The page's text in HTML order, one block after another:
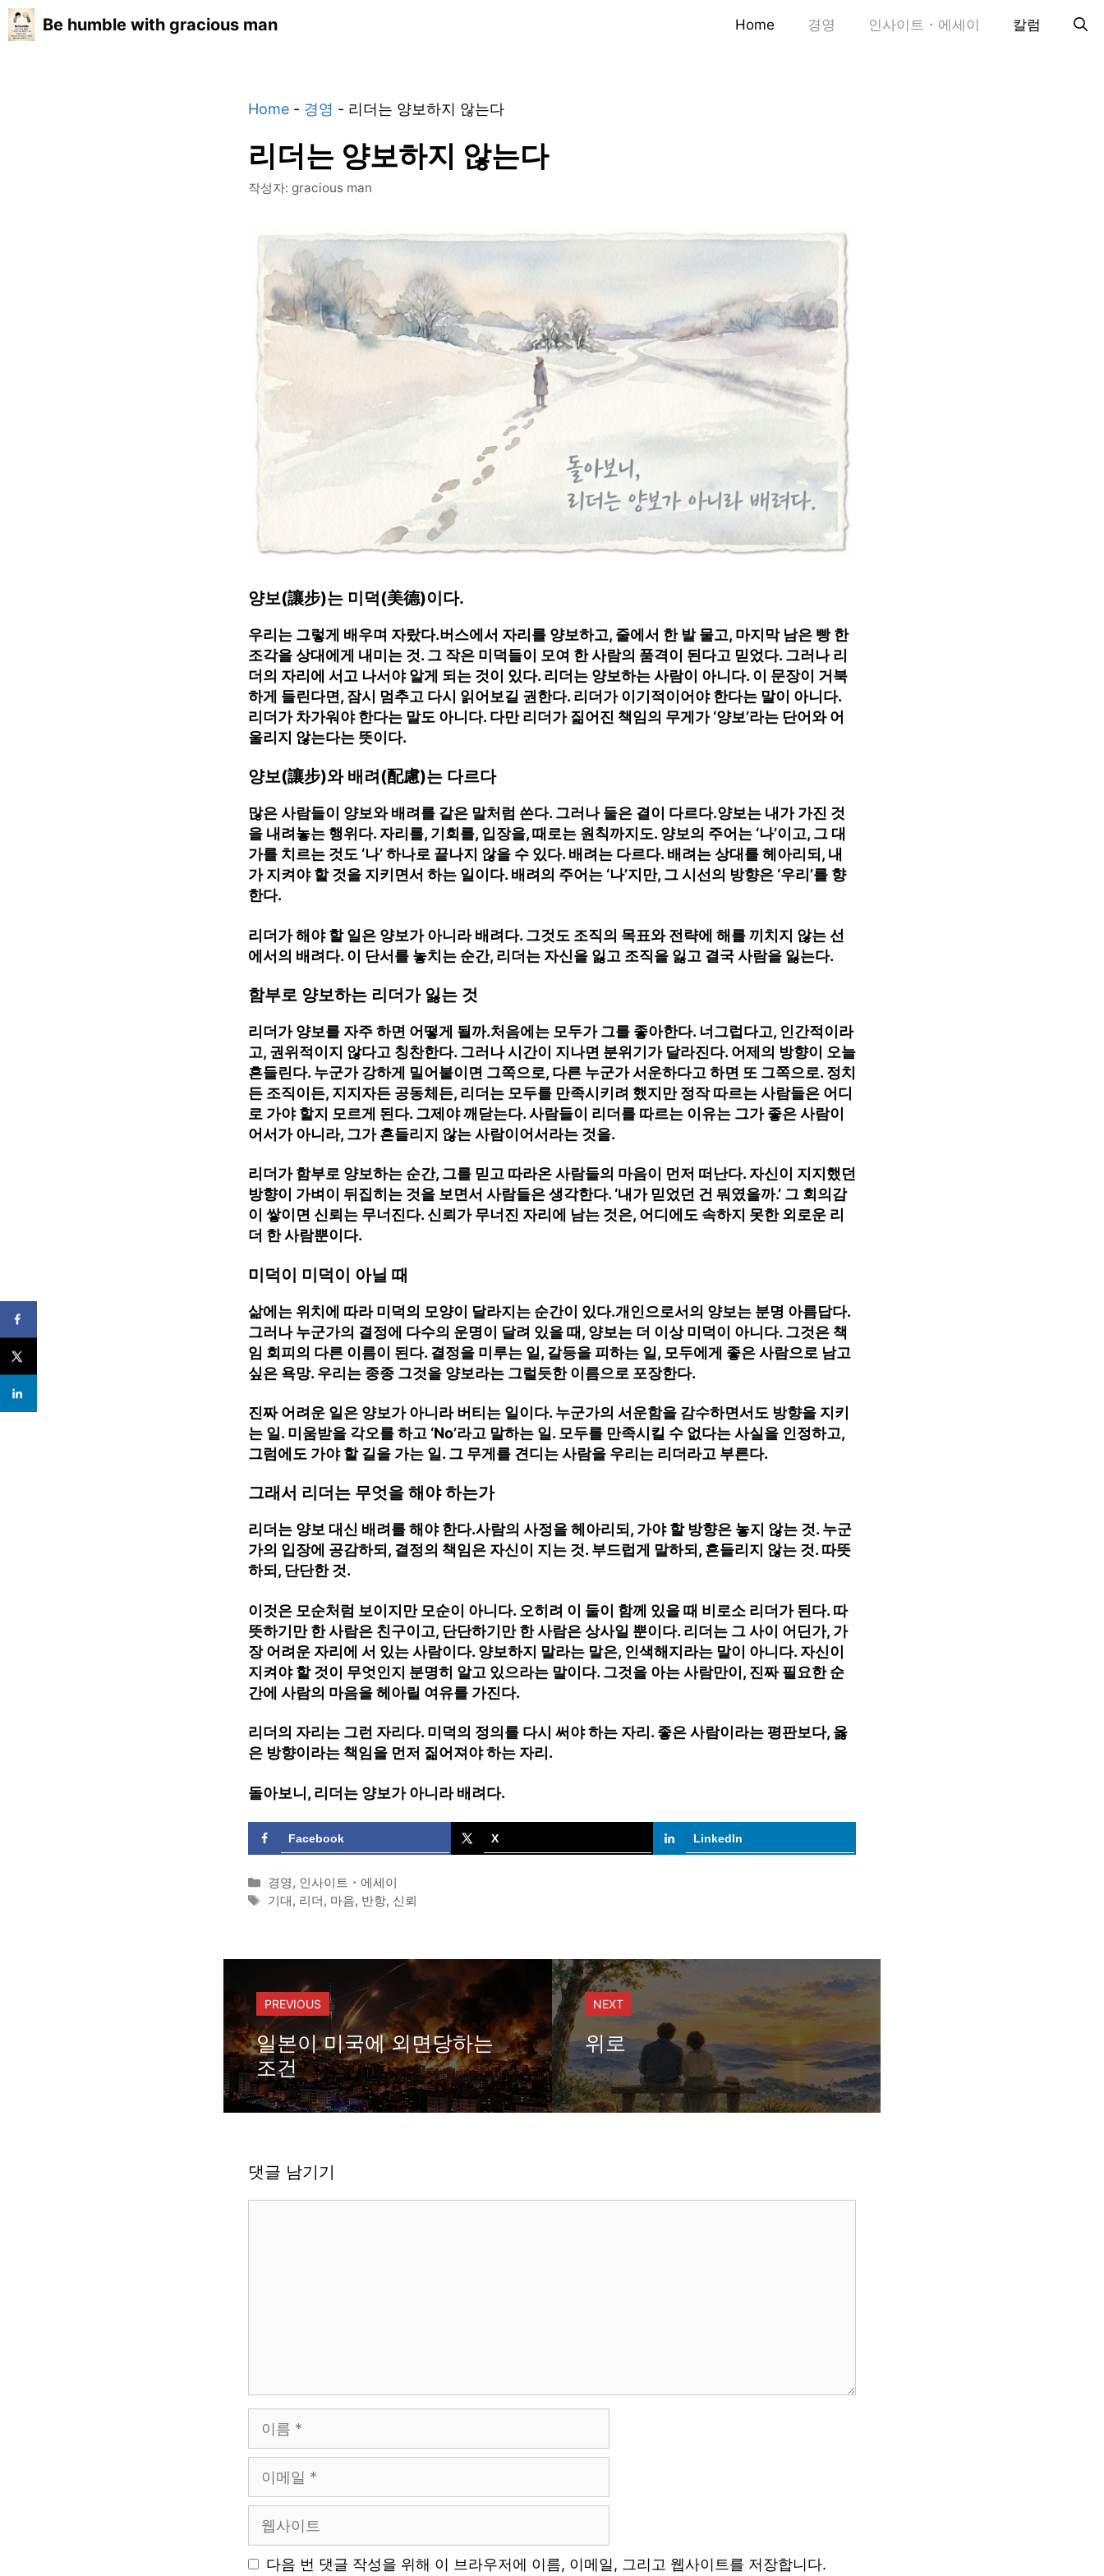
컨
텐
Be humble with gracious man Home 경영 인사이트・에세이 칼럼
Home - 경영 - 리더는 양보하지 않는다
리더는 양보하지 않는다
작성자: gracious man
양보(讓步)는 미덕(美德)이다.
우리는 그렇게 배우며 자랐다.버스에서 자리를 양보하고, 줄에서 한 발 물고, 마지막 남은 빵 한
조각을 상대에게 내미는 것. 그 작은 미덕들이 모여 한 사람의 품격이 된다고 믿었다. 그러나 리
더의 자리에 서고 나서야 알게 되는 것이 있다. 리더는 양보하는 사람이 아니다. 이 문장이 거북
하게 들린다면, 잠시 멈추고 다시 읽어보길 권한다. 리더가 이기적이어야 한다는 말이 아니다.
리더가 차가워야 한다는 말도 아니다. 다만 리더가 짊어진 책임의 무게가 ‘양보’라는 단어와 어
울리지 않는다는 뜻이다.
양보(讓步)와 배려(配慮)는 다르다
많은 사람들이 양보와 배려를 같은 말처럼 쓴다. 그러나 둘은 결이 다르다.양보는 내가 가진 것
을 내려놓는 행위다. 자리를, 기회를, 입장을, 때로는 원칙까지도. 양보의 주어는 ‘나’이고, 그 대
가를 치르는 것도 ‘나’ 하나로 끝나지 않을 수 있다. 배려는 다르다. 배려는 상대를 헤아리되, 내
가 지켜야 할 것을 지키면서 하는 일이다. 배려의 주어는 ‘나’지만, 그 시선의 방향은 ‘우리’를 향
한다.
리더가 해야 할 일은 양보가 아니라 배려다. 그것도 조직의 목표와 전략에 해를 끼치지 않는 선
에서의 배려다. 이 단서를 놓치는 순간, 리더는 자신을 잃고 조직을 잃고 결국 사람을 잃는다.
함부로 양보하는 리더가 잃는 것
리더가 양보를 자주 하면 어떻게 될까.처음에는 모두가 그를 좋아한다. 너그럽다고, 인간적이라
고, 권위적이지 않다고 칭찬한다. 그러나 시간이 지나면 분위기가 달라진다. 어제의 방향이 오늘
흔들린다. 누군가 강하게 밀어붙이면 그쪽으로, 다른 누군가 서운하다고 하면 또 그쪽으로. 정치
든 조직이든, 지지자든 공동체든, 리더는 모두를 만족시키려 했지만 정작 따르는 사람들은 어디
로 가야 할지 모르게 된다. 그제야 깨닫는다. 사람들이 리더를 따르는 이유는 그가 좋은 사람이
어서가 아니라, 그가 흔들리지 않는 사람이어서라는 것을.
리더가 함부로 양보하는 순간, 그를 믿고 따라온 사람들의 마음이 먼저 떠난다. 자신이 지지했던
방향이 가벼이 뒤집히는 것을 보면서 사람들은 생각한다. ‘내가 믿었던 건 뭐였을까.’ 그 회의감
이 쌓이면 신뢰는 무너진다. 신뢰가 무너진 자리에 남는 것은, 어디에도 속하지 못한 외로운 리
더 한 사람뿐이다.
미덕이 미덕이 아닐 때
삶에는 위치에 따라 미덕의 모양이 달라지는 순간이 있다.개인으로서의 양보는 분명 아름답다.
그러나 누군가의 결정에 다수의 운명이 달려 있을 때, 양보는 더 이상 미덕이 아니다. 그것은 책
임 회피의 다른 이름이 된다. 결정을 미루는 일, 갈등을 피하는 일, 모두에게 좋은 사람으로 남고
싶은 욕망. 우리는 종종 그것을 양보라는 그럴듯한 이름으로 포장한다.
진짜 어려운 일은 양보가 아니라 버티는 일이다. 누군가의 서운함을 감수하면서도 방향을 지키
는 일. 미움받을 각오를 하고 ‘No’라고 말하는 일. 모두를 만족시킬 수 없다는 사실을 인정하고,
그럼에도 가야 할 길을 가는 일. 그 무게를 견디는 사람을 우리는 리더라고 부른다.
그래서 리더는 무엇을 해야 하는가
리더는 양보 대신 배려를 해야 한다.사람의 사정을 헤아리되, 가야 할 방향은 놓지 않는 것. 누군
가의 입장에 공감하되, 결정의 책임은 자신이 지는 것. 부드럽게 말하되, 흔들리지 않는 것. 따뜻
하되, 단단한 것.
이것은 모순처럼 보이지만 모순이 아니다. 오히려 이 둘이 함께 있을 때 비로소 리더가 된다. 따
뜻하기만 한 사람은 친구이고, 단단하기만 한 사람은 상사일 뿐이다. 리더는 그 사이 어딘가, 가
장 어려운 자리에 서 있는 사람이다. 양보하지 말라는 말은, 인색해지라는 말이 아니다. 자신이
지켜야 할 것이 무엇인지 분명히 알고 있으라는 말이다. 그것을 아는 사람만이, 진짜 필요한 순
간에 사람의 마음을 헤아릴 여유를 가진다.
리더의 자리는 그런 자리다. 미덕의 정의를 다시 써야 하는 자리. 좋은 사람이라는 평판보다, 옳
은 방향이라는 책임을 먼저 짊어져야 하는 자리.
돌아보니, 리더는 양보가 아니라 배려다.
Facebook X LinkedIn
카
테
경영, 인사이트・에세이
태
기대, 리더, 마음, 반항, 신뢰
PREVIOUS
일본이 미국에 외면당하는
조건
NEXT
위로
댓글 남기기
일
이 다음 번 댓글 작성을 위해 이 브라우저에 이름, 이메일, 그리고 웹사이트를 저장합니다.